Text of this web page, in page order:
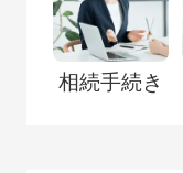
相続手続き